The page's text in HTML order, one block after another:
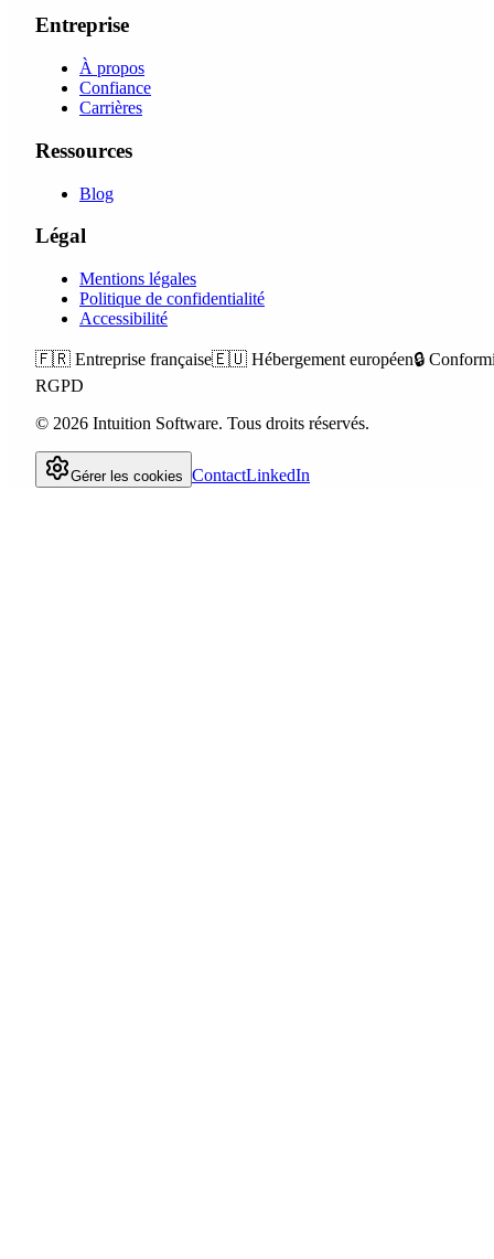
Entreprise
À propos
Confiance
Carrières
Ressources
Blog
Légal
Mentions légales
Politique de confidentialité
Accessibilité
🇫🇷 Entreprise française🇪🇺 Hébergement européen🔒
RGPD
© 2026 Intuition Software. Tous droits réservés.
Gérer les cookies ContactLinkedIn